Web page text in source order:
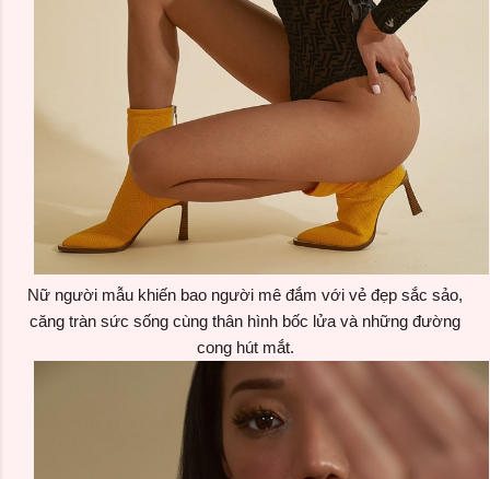
Nữ người mẫu khiến bao người mê đắm với vẻ đẹp sắc sảo,
căng tràn sức sống cùng thân hình bốc lửa và những đường
cong hút mắt.